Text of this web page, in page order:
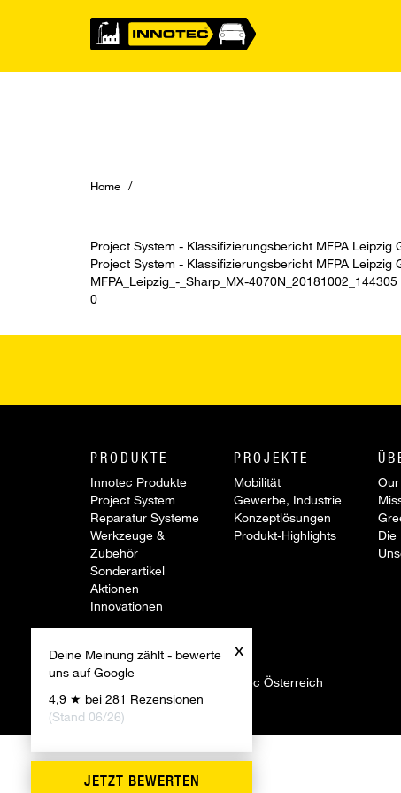
Home
x
Deine Meinung zählt - bewerte
uns auf Google
4,9 ★ bei 281 Rezensionen
(Stand 06/26)
JETZT BEWERTEN
Project System - Klassifizierungsbericht MFPA Leipzig
Project System - Klassifizierungsbericht MFPA Leipzig
MFPA_Leipzig_-_Sharp_MX-4070N_20181002_144305
0
PRODUKTE
Innotec Produkte
Project System
Reparatur Systeme
Werkzeuge &
Zubehör
Sonderartikel
Aktionen
Innovationen
PROJEKTE
Mobilität
Gewerbe, Industrie
Konzeptlösungen
Produkt-Highlights
Die
©2026 Firmengruppe Innotec Österreich